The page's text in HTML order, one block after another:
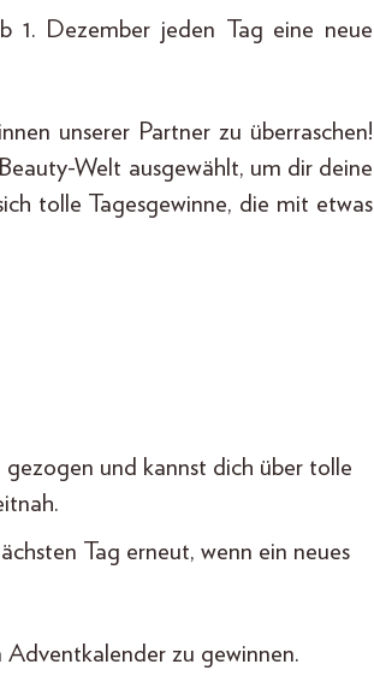
1. Dezember jeden Tag eine neue
unserer Partner zu überraschen!
Welt ausgewählt, um dir deine
tolle Tagesgewinne, die mit etwas
und kannst dich über tolle
Tag erneut, wenn ein neues
zu gewinnen.